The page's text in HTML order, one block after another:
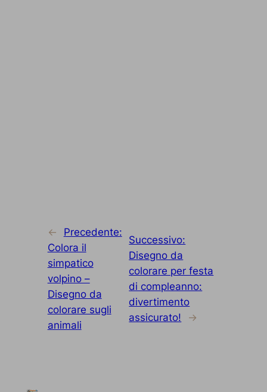
←
Precedente:
Colora il
simpatico
volpino –
Disegno da
colorare sugli
animali
Successivo:
Disegno da
colorare per festa
di compleanno:
divertimento
assicurato!
→